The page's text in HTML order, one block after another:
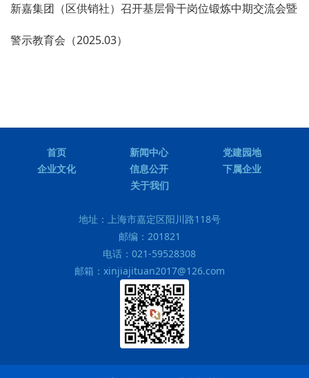
新嘉集团（区供销社）召开基层骨干岗位锻炼中期交流会暨
警示教育会（2025.03）
首页 新闻中心
党建园地
企业文化
信息公开
下属企业
关于我们
地址： 上海市嘉定区阳川路118号
邮编： 201821
电话： 021-59528308
邮箱： xinjiajituan2017@126.com